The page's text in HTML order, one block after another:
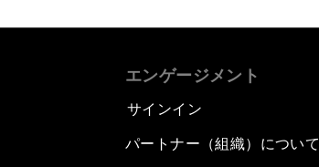
エンゲージメント
サインイン
パートナー（組織）につい